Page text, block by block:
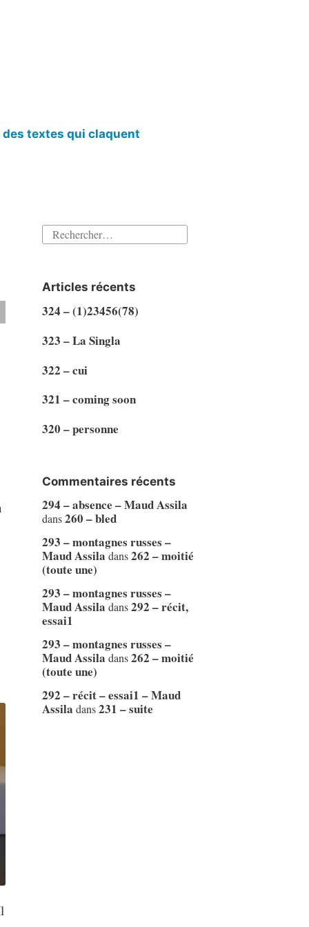
des textes qui claquent
Rechercher :
Articles récents
324 – (1)23456(78)
323 – La Singla
322 – cui
321 – coming soon
320 – personne
Commentaires récents
294 – absence – Maud Assila
dans260 – bled
293 – montagnes russes –
Maud Assila dans262 – moitié
(toute une)
293 – montagnes russes –
Maud Assila dans292 – récit,
essai1
293 – montagnes russes –
Maud Assila dans262 – moitié
(toute une)
292 – récit – essai1 – Maud
Assila dans231 – suite